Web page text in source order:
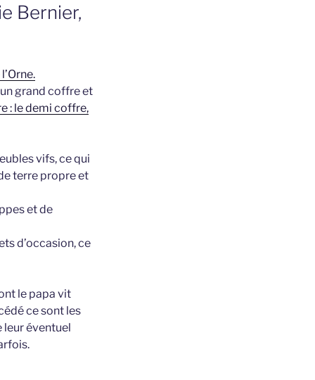
Bernier,
grand coffre et
: le demi coffre,
vifs, ce qui
terre propre et
et de
d’occasion, ce
le papa vit
ce sont les
leur éventuel